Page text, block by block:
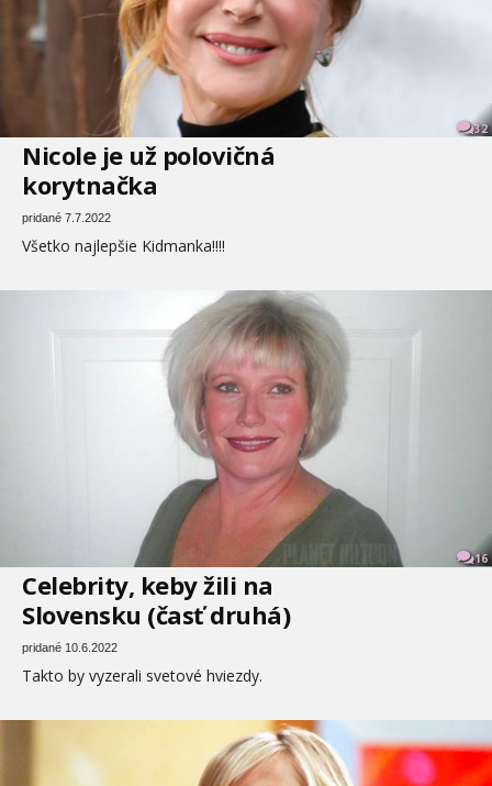
32
Nicole je už polovičná
korytnačka
pridané 7.7.2022
Všetko najlepšie Kidmanka!!!!
16
Celebrity, keby žili na
Slovensku (časť druhá)
pridané 10.6.2022
Takto by vyzerali svetové hviezdy.